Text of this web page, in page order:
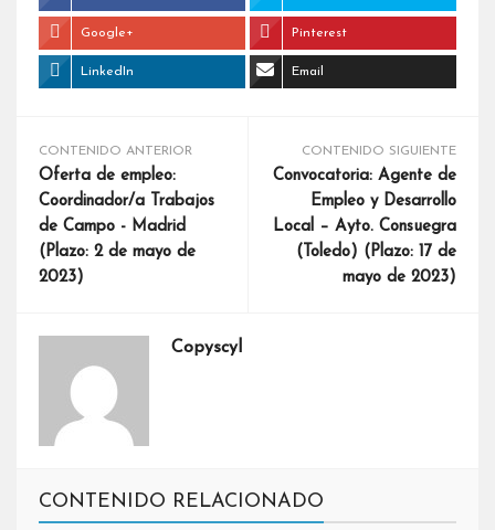
Google+ Pinterest
LinkedIn Email
CONTENIDO ANTERIOR
Oferta de empleo:
Coordinador/a Trabajos
de Campo - Madrid
(Plazo: 2 de mayo de
2023)
CONTENIDO SIGUIENTE
Convocatoria: Agente de
Empleo y Desarrollo
Local – Ayto. Consuegra
(Toledo) (Plazo: 17 de
mayo de 2023)
Copyscyl
CONTENIDO RELACIONADO